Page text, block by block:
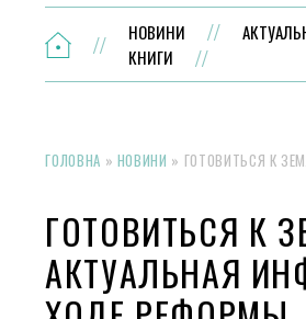
НОВИНИ
КНИГИ
ГОЛОВНА » НОВИНИ » ГОТОВИТЬСЯ К
ГОТОВИТЬСЯ К
АКТУАЛЬНАЯ